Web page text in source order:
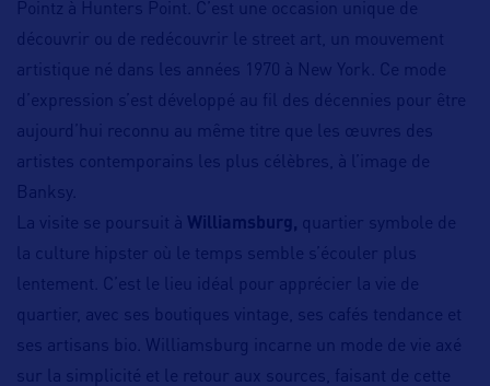
Pointz à Hunters Point. C’est une occasion unique de
découvrir ou de redécouvrir le street art, un mouvement
artistique né dans les années 1970 à New York. Ce mode
d’expression s’est développé au fil des décennies pour être
aujourd’hui reconnu au même titre que les œuvres des
artistes contemporains les plus célèbres, à l’image de
Banksy.
La visite se poursuit à Williamsburg, quartier symbole de
la culture hipster où le temps semble s’écouler plus
lentement. C’est le lieu idéal pour apprécier la vie de
quartier, avec ses boutiques vintage, ses cafés tendance et
ses artisans bio. Williamsburg incarne un mode de vie axé
sur la simplicité et le retour aux sources, faisant de cette